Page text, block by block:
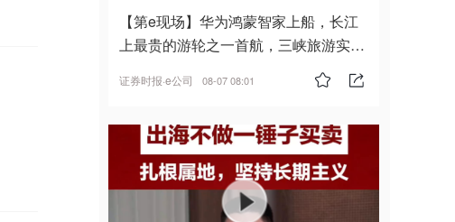
【第e现场】华为鸿蒙智家上船，长江
上最贵的游轮之一首航，三峡旅游实
证券时报·e公司 08-07 08:01